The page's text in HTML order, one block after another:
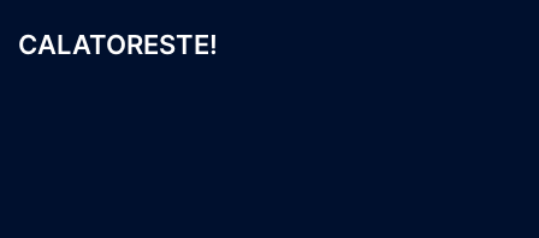
CALATORESTE!